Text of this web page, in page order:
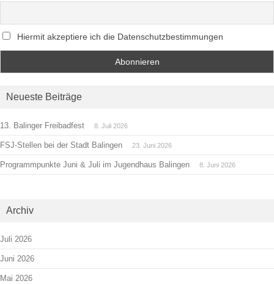
Hiermit akzeptiere ich die Datenschutzbestimmungen
Neueste Beiträge
13. Balinger Freibadfest 8. Juli 2026
FSJ-Stellen bei der Stadt Balingen 23. Juni 2026
Programmpunkte Juni & Juli im Jugendhaus Balingen 8. Juni 2026
Archiv
Juli 2026
Juni 2026
Mai 2026